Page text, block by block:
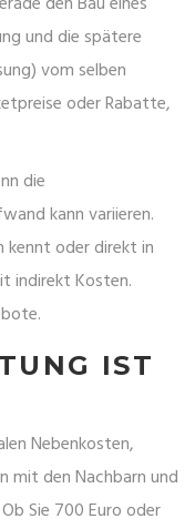
und die spätere
vom selben
oder Rabatte,
die
kann variieren.
kennt oder direkt in
indirekt Kosten.
IST
Nebenkosten,
mit den Nachbarn und
Sie 700 Euro oder